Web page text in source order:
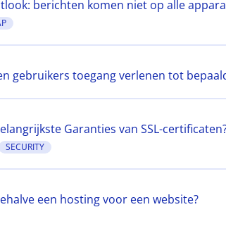
berichten komen niet op alle
gebruikers toegang verlenen tot
Garanties van SSL-
SECURITY
een hosting voor een website?